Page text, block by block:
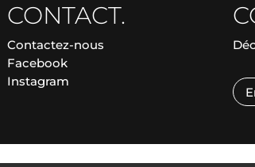
CONTACT.
Contactez-nous
Facebook
Instagram